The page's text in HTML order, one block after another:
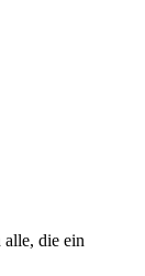
die ein